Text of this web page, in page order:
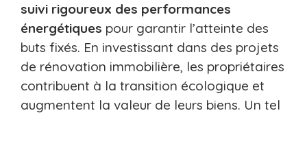
suivi rigoureux des performances
énergétiques pour garantir l’atteinte des
buts fixés. En investissant dans des projets
de rénovation immobilière, les propriétaires
contribuent à la transition écologique et
augmentent la valeur de leurs biens. Un tel